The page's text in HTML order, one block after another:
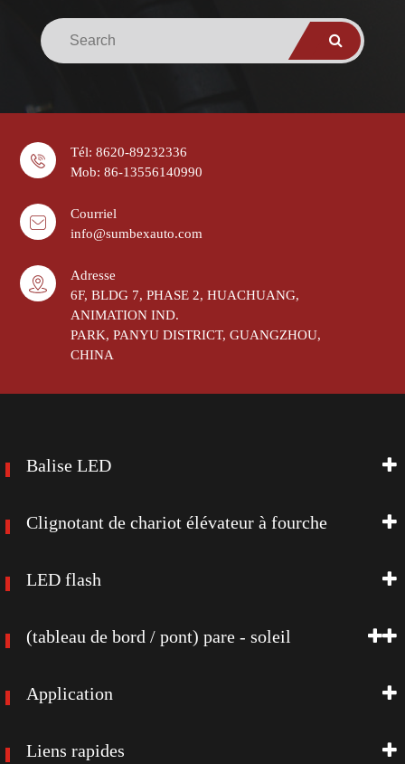
Tél: 8620-89232336
Mob: 86-13556140990
Courriel
info@sumbexauto.com
Adresse
6F, BLDG 7, PHASE 2, HUACHUANG,
ANIMATION IND.
PARK, PANYU DISTRICT, GUANGZHOU,
CHINA
Balise LED
Clignotant de chariot élévateur à fourche
LED flash
(tableau de bord / pont) pare - soleil
Application
Liens rapides